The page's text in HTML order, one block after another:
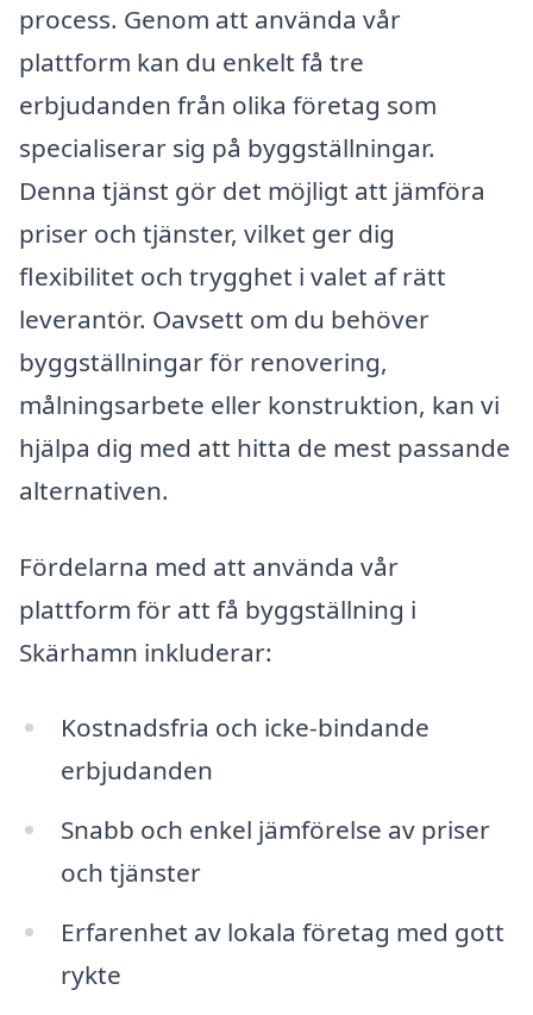
process. Genom att använda vår
plattform kan du enkelt få tre
erbjudanden från olika företag som
specialiserar sig på byggställningar.
Denna tjänst gör det möjligt att jämföra
priser och tjänster, vilket ger dig
flexibilitet och trygghet i valet af rätt
leverantör. Oavsett om du behöver
byggställningar för renovering,
målningsarbete eller konstruktion, kan vi
hjälpa dig med att hitta de mest passande
alternativen.
Fördelarna med att använda vår
plattform för att få byggställning i
Skärhamn inkluderar:
Kostnadsfria och icke-bindande
erbjudanden
Snabb och enkel jämförelse av priser
och tjänster
Erfarenhet av lokala företag med gott
rykte